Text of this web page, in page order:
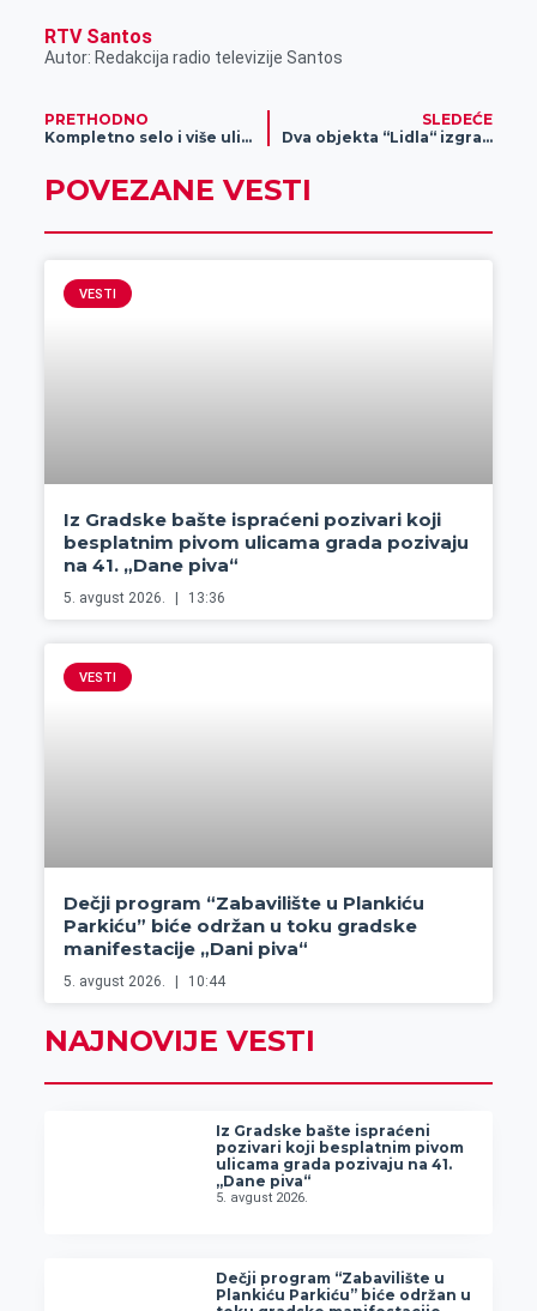
RTV Santos
Autor: Redakcija radio televizije Santos
PRETHODNO
Kompletno selo i više ulica u Zrenjaninu ostaju bez struje 19. aprila
SLEDEĆE
Dva objekta “Lidla“ izgradiće se u Zrenjaninu
POVEZANE VESTI
VESTI
Iz Gradske bašte ispraćeni pozivari koji
besplatnim pivom ulicama grada pozivaju
na 41. „Dane piva“
5. avgust 2026. 13:36
VESTI
Dečji program “Zabavilište u Plankiću
Parkiću” biće održan u toku gradske
manifestacije „Dani piva“
5. avgust 2026. 10:44
NAJNOVIJE VESTI
Iz Gradske bašte ispraćeni
pozivari koji besplatnim pivom
ulicama grada pozivaju na 41.
„Dane piva“
5. avgust 2026.
Dečji program “Zabavilište u
Plankiću Parkiću” biće održan u